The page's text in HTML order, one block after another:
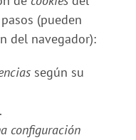
(pueden
del navegador):
según su
.
configuración